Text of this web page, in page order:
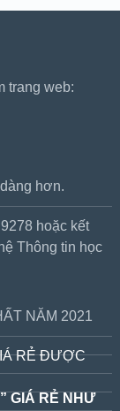
trang web:
hơn.
hoặc kết
Thông tin học
NĂM 2021
RẺ ĐƯỢC
GIÁ RẺ NHƯ